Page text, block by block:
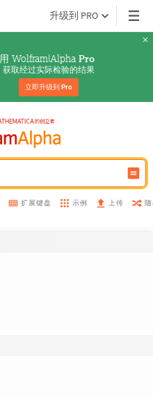
升级到 PRO
用 Wolfram|Alpha Pro
获取经过实际检验的结果
立即升级到 Pro
扩展键盘 示例 上传